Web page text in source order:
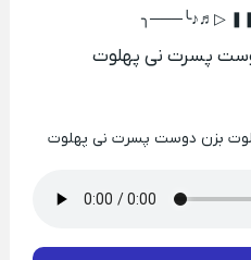
╭───╯♪♬◁
پسرت نی پهلوت
بزن دوست پسرت نی پهلوت